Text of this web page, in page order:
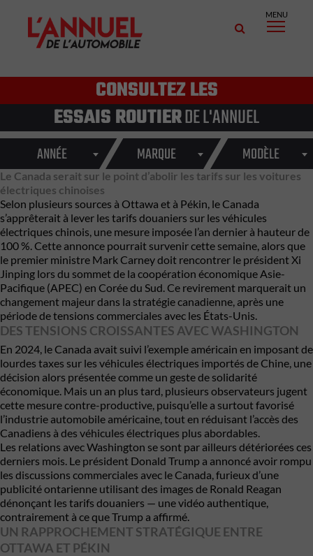
MENU
CONSULTEZ LES
ESSAIS ROUTIERDE L'ANNUEL
ANNÉE MARQUE MODÈLE
Le Canada serait sur le point d’abolir les tarifs sur les voitures
électriques chinoises
Selon plusieurs sources à Ottawa et à Pékin, le Canada
s’apprêterait à lever les tarifs douaniers sur les véhicules
électriques chinois, une mesure imposée l’an dernier à hauteur de
100 %. Cette annonce pourrait survenir cette semaine, alors que
le premier ministre Mark Carney doit rencontrer le président Xi
Jinping lors du sommet de la coopération économique Asie-
Pacifique (APEC) en Corée du Sud. Ce revirement marquerait un
changement majeur dans la stratégie canadienne, après une
période de tensions commerciales avec les États-Unis.
DES TENSIONS CROISSANTES AVEC WASHINGTON
En 2024, le Canada avait suivi l’exemple américain en imposant de
lourdes taxes sur les véhicules électriques importés de Chine, une
décision alors présentée comme un geste de solidarité
économique. Mais un an plus tard, plusieurs observateurs jugent
cette mesure contre-productive, puisqu’elle a surtout favorisé
l’industrie automobile américaine, tout en réduisant l’accès des
Canadiens à des véhicules électriques plus abordables.
Les relations avec Washington se sont par ailleurs détériorées ces
derniers mois. Le président Donald Trump a annoncé avoir rompu
les discussions commerciales avec le Canada, furieux d’une
publicité ontarienne utilisant des images de Ronald Reagan
dénonçant les tarifs douaniers — une vidéo authentique,
contrairement à ce que Trump a affirmé.
UN RAPPROCHEMENT STRATÉGIQUE ENTRE
OTTAWA ET PÉKIN